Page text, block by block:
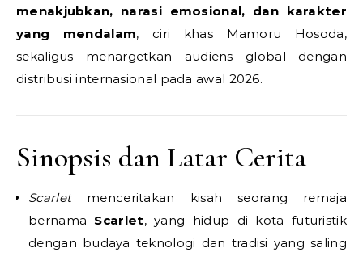
menakjubkan, narasi emosional, dan karakter
yang mendalam, ciri khas Mamoru Hosoda,
sekaligus menargetkan audiens global dengan
distribusi internasional pada awal 2026.
Sinopsis dan Latar Cerita
Scarletmenceritakan kisah seorang remaja
bernama Scarlet, yang hidup di kota futuristik
dengan budaya teknologi dan tradisi yang saling